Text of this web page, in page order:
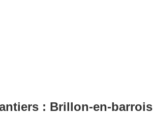
: Brillon-en-barrois